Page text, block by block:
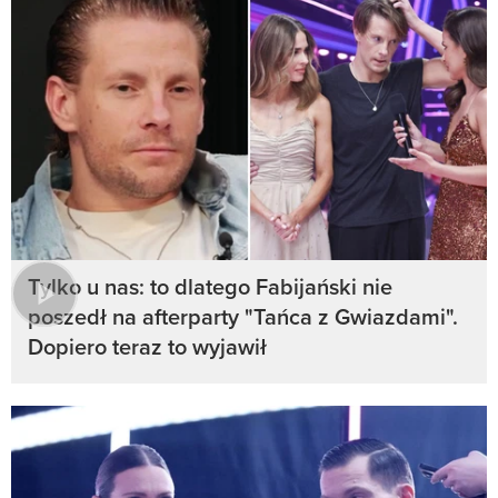
Tylko u nas: to dlatego Fabijański nie
poszedł na afterparty "Tańca z Gwiazdami".
Dopiero teraz to wyjawił